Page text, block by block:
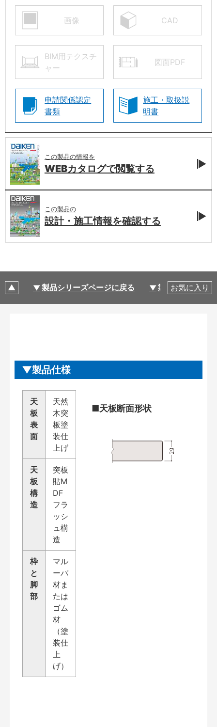
画像 CAD
BIM用テクスチ
ャー
図面PDF
申請関係認定
書類
施工・取扱説
明書
この製品の情報を
WEBカタログで閲覧する
この製品の
設計・施工情報を確認する
製品シリーズページに戻る 製品仕様
お気に入り
製品仕様
天
板
表
面
天然
木突
板塗
装仕
上げ
天
板
構
造
突板
貼M
DF
フラ
ッシ
ュ構
造
枠
と
脚
部
マル
ーパ
材ま
たは
ゴム
材
（塗
装仕
上
げ）
■天板断面形状